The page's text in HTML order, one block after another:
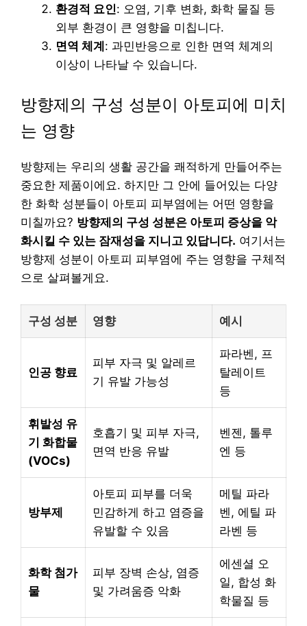
환경적 요인: 오염, 기후 변화, 화학 물질 등
외부 환경이 큰 영향을 미칩니다.
면역 체계 : 과민반응으로 인한 면역 체계의
이상이 나타날 수 있습니다.
방향제의 구성 성분이 아토피에 미치
는 영향
방향제는 우리의 생활 공간을 쾌적하게 만들어주는
중요한 제품이에요. 하지만 그 안에 들어있는 다양
한 화학 성분들이 아토피 피부염에는 어떤 영향을
미칠까요? 방향제의 구성 성분은 아토피 증상을 악
화시킬 수 있는 잠재성을 지니고 있답니다. 여기서는
방향제 성분이 아토피 피부염에 주는 영향을 구체적
으로 살펴볼게요.
구성 성분 영향 예시
인공 향료
피부 자극 및 알레르
기 유발 가능성
파라벤, 프
탈레이트
등
휘발성 유
기 화합물
(VOCs)
호흡기 및 피부 자극,
면역 반응 유발
벤젠, 톨루
엔 등
방부제
아토피 피부를 더욱
민감하게 하고 염증을
유발할 수 있음
메틸 파라
벤, 에틸 파
라벤 등
화학 첨가
물
피부 장벽 손상, 염증
및 가려움증 악화
에센셜 오
일, 합성 화
학물질 등